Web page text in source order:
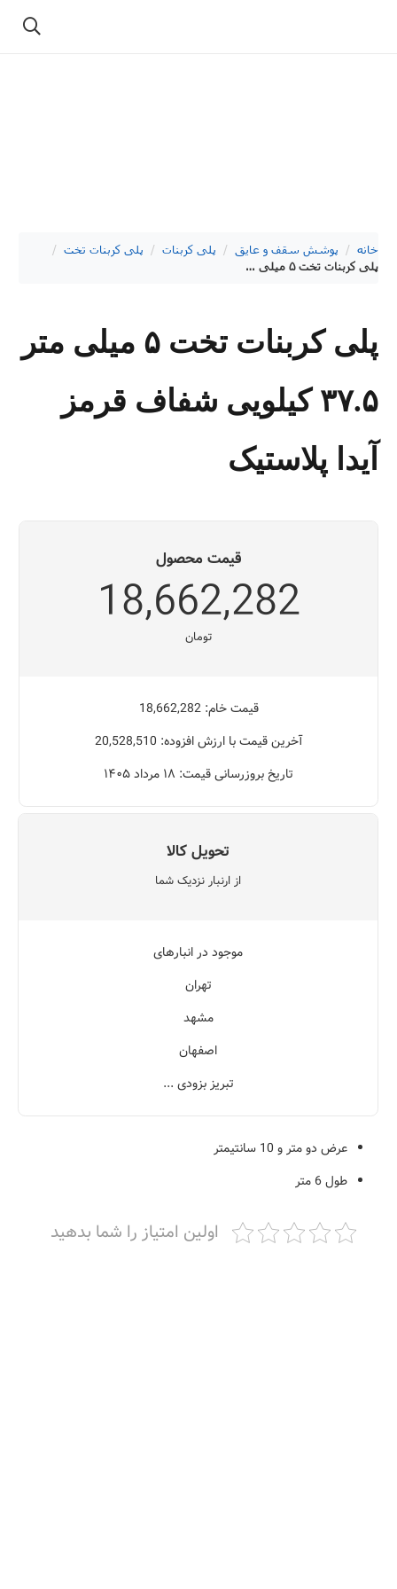
خانه / پوشش سقف و عایق / پلی کربنات / پلی کربنات تخت /
پلی کربنات تخت ۵ میلی متر ۳۷.۵ کیلویی شفاف قرمز آیدا پلاستیک
پلی کربنات تخت ۵ میلی متر
۳۷.۵ کیلویی شفاف قرمز
آیدا پلاستیک
قیمت محصول
18,662,282
تومان
قیمت خام: 18,662,282
آخرین قیمت با ارزش افزوده: 20,528,510
تاریخ بروزرسانی قیمت: ۱۸ مرداد ۱۴۰۵
تحویل کالا
از ارنبار نزدیک شما
موجود در انبارهای
تهران
مشهد
اصفهان
تبریز بزودی ...
عرض دو متر و 10 سانتیمتر
طول 6 متر
اولین امتیاز را شما بدهید